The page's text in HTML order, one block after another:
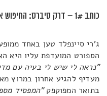
כותב 1# – דרק סיברס: החיפוש אחר מדליית הזהב
ג'רי סיינפלד טען באחד
הספורט המועדפת עליו היא
"נראה לי שיש לי בעיה עם
מעדיף להגיע אחרון במרוץ
בתואר המפוקפק"המפסיד